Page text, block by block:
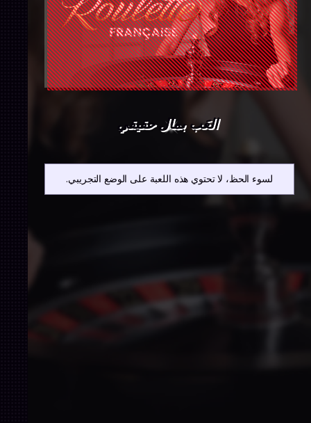
العَب بمال حقيقي
لسوء الحظ، لا تحتوي هذه اللعبة على الوضع التجريبي.